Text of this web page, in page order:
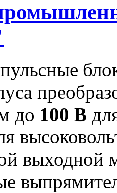
до 100 В